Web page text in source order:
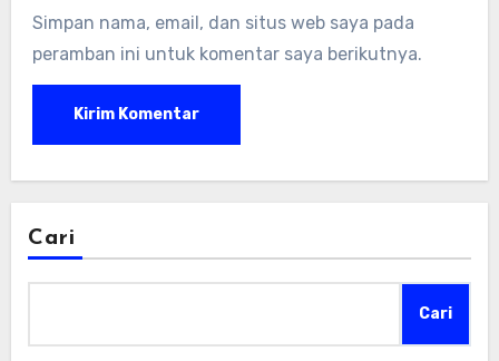
Simpan nama, email, dan situs web saya pada
peramban ini untuk komentar saya berikutnya.
Cari
Cari